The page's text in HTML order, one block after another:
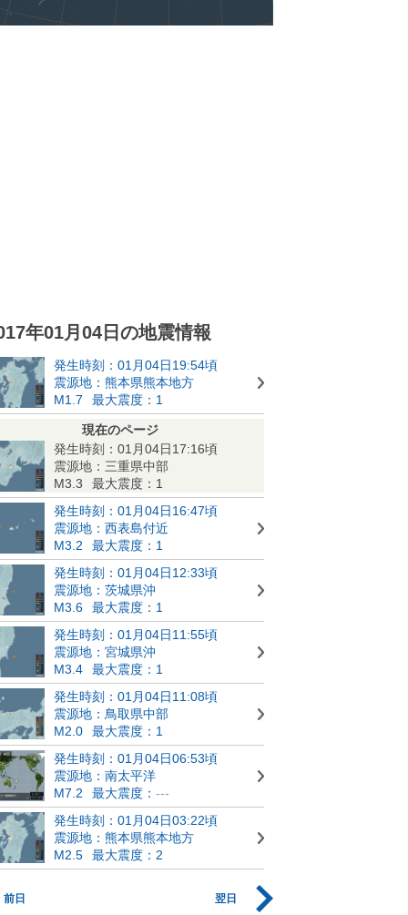
年01月04日の地震情報
発生時刻：01月04日19:54頃
震源地：熊本県熊本地方
M1.7
最大震度：1
現在のページ
発生時刻：01月04日17:16頃
震源地：三重県中部
M3.3
最大震度：1
発生時刻：01月04日16:47頃
震源地：西表島付近
M3.2
最大震度：1
発生時刻：01月04日12:33頃
震源地：茨城県沖
M3.6
最大震度：1
発生時刻：01月04日11:55頃
震源地：宮城県沖
M3.4
最大震度：1
発生時刻：01月04日11:08頃
震源地：鳥取県中部
M2.0
最大震度：1
発生時刻：01月04日06:53頃
震源地：南太平洋
M7.2
最大震度： ---
発生時刻：01月04日03:22頃
震源地：熊本県熊本地方
M2.5
最大震度：2
前日 翌日